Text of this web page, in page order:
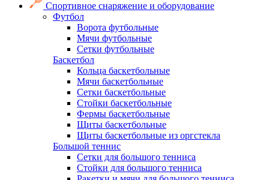
Спортивное снаряжение и оборудование
Футбол
Ворота футбольные
Мячи футбольные
Сетки футбольные
Баскетбол
Кольца баскетбольные
Мячи баскетбольные
Сетки баскетбольные
Стойки баскетбольные
Фермы баскетбольные
Щиты баскетбольные
Щиты баскетбольные из оргстекла
Большой теннис
Сетки для большого тенниса
Стойки для большого тенниса